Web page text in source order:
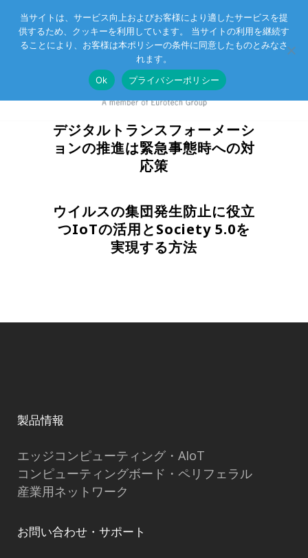
Eurotechグループ お客様サポート お問い合わせ
デジタルトランスフォーメーシ
ョンの推進は緊急事態時への対
応策
ウイルスの集団発生防止に役立
つIoTの活用とSociety 5.0を
実現する方法
製品情報
エッジコンピューティング・AIoT
コンピューティングボード・ペリフェラル
産業用ネットワーク
お問い合わせ・サポート
当サイトは、サービス向上およびお客様により適したサービスを提
供するため、クッキーを利用しています。 当サイトの利用を継続す
ることにより、お客様は本ポリシーの条件に同意したものとみなさ
れます。
Ok
プライバシーポリシー